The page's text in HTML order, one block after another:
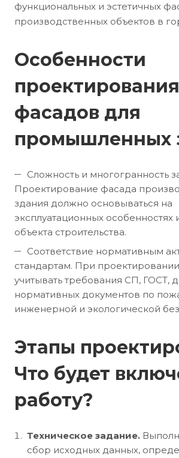
функциональных и эстетичных
производственных объектов в
Особенности
проектирования
фасадов для
промышленных
Сложность и многогранность
Проектирование фасада
здания должно основываться на
эксплуатационных особенностях
объекта строительства.
Соответствие нормативным
стандартам. При
учитывать требования СП, ГОСТ,
нормативных документов по
инженерной и экологической
Этапы
Что будет
работу?
Техническое задание.
сбор исходных данных,